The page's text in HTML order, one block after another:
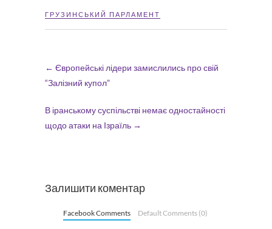
ГРУЗИНСЬКИЙ ПАРЛАМЕНТ
← Європейські лідери замислились про свій
“Залізний купол”
В іранському суспільстві немає одностайності
щодо атаки на Ізраїль →
Залишити коментар
Facebook Comments Default Comments (0)